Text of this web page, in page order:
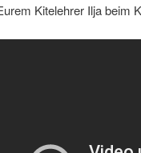
Kitelehrer Ilja beim